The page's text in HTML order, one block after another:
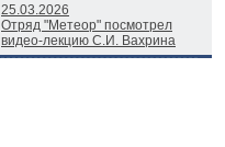
25.03.2026
Отряд "Метеор" посмотрел
видео-лекцию С.И. Вахрина